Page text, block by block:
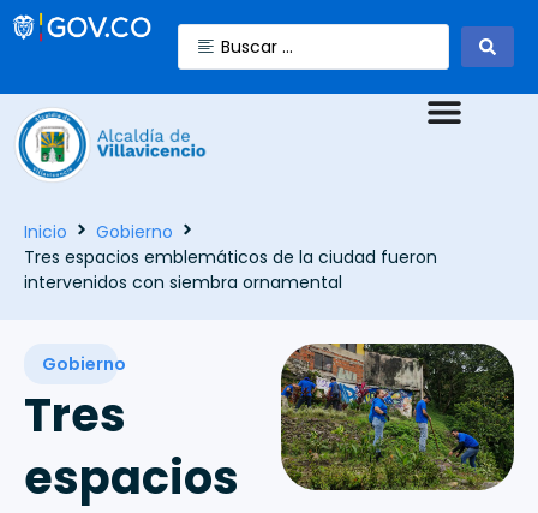
Inicio
Gobierno
Tres espacios emblemáticos de la ciudad fueron
intervenidos con siembra ornamental
Gobierno
Tres
espacios